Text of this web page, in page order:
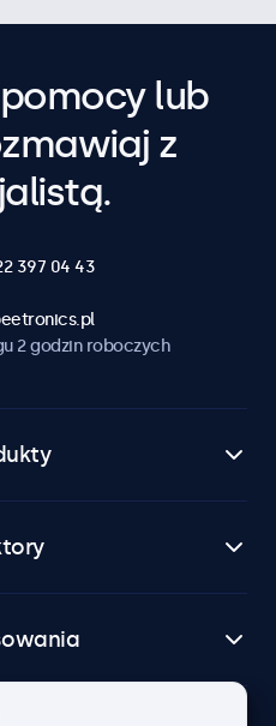
lub
z
397 04 43
2 godzin roboczych